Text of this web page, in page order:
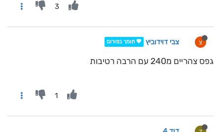
3
צ צבי דוידוביץ 💖 תומך בפורום
גפס צהריים מ240 עם הרבה רטיבות
1